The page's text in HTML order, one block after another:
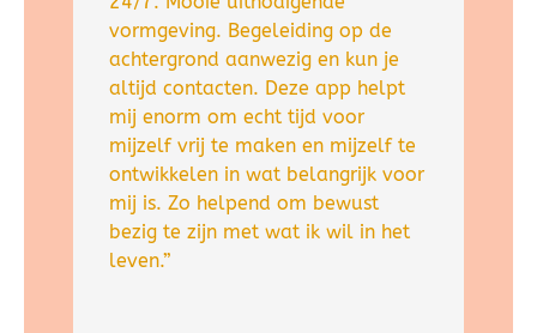
vormgeving. Begeleiding op de
achtergrond aanwezig en kun je
altijd contacten. Deze app helpt
mij enorm om echt tijd voor
mijzelf vrij te maken en mijzelf te
ontwikkelen in wat belangrijk voor
mij is. Zo helpend om bewust
bezig te zijn met wat ik wil in het
leven.”